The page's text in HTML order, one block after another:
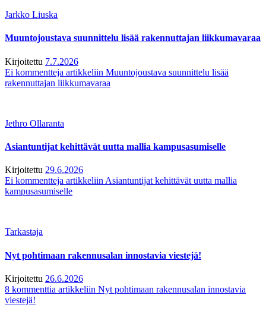
Jarkko Liuska
Muuntojoustava suunnittelu lisää rakennuttajan liikkumavaraa
Kirjoitettu 7.7.2026
Ei kommentteja artikkeliin Muuntojoustava suunnittelu lisää
rakennuttajan liikkumavaraa
Jethro Ollaranta
Asiantuntijat kehittävät uutta mallia kampusasumiselle
Kirjoitettu 29.6.2026
Ei kommentteja artikkeliin Asiantuntijat kehittävät uutta mallia
kampusasumiselle
Tarkastaja
Nyt pohtimaan rakennusalan innostavia viestejä!
Kirjoitettu 26.6.2026
8 kommenttia artikkeliin Nyt pohtimaan rakennusalan innostavia
viestejä!